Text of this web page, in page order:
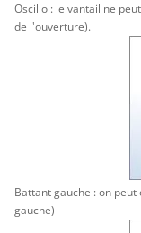
Oscillo : le vantail ne
de l'ouverture).
Battant gauche : on
gauche)